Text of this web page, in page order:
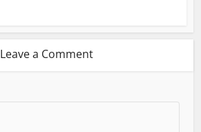
Leave a Comment